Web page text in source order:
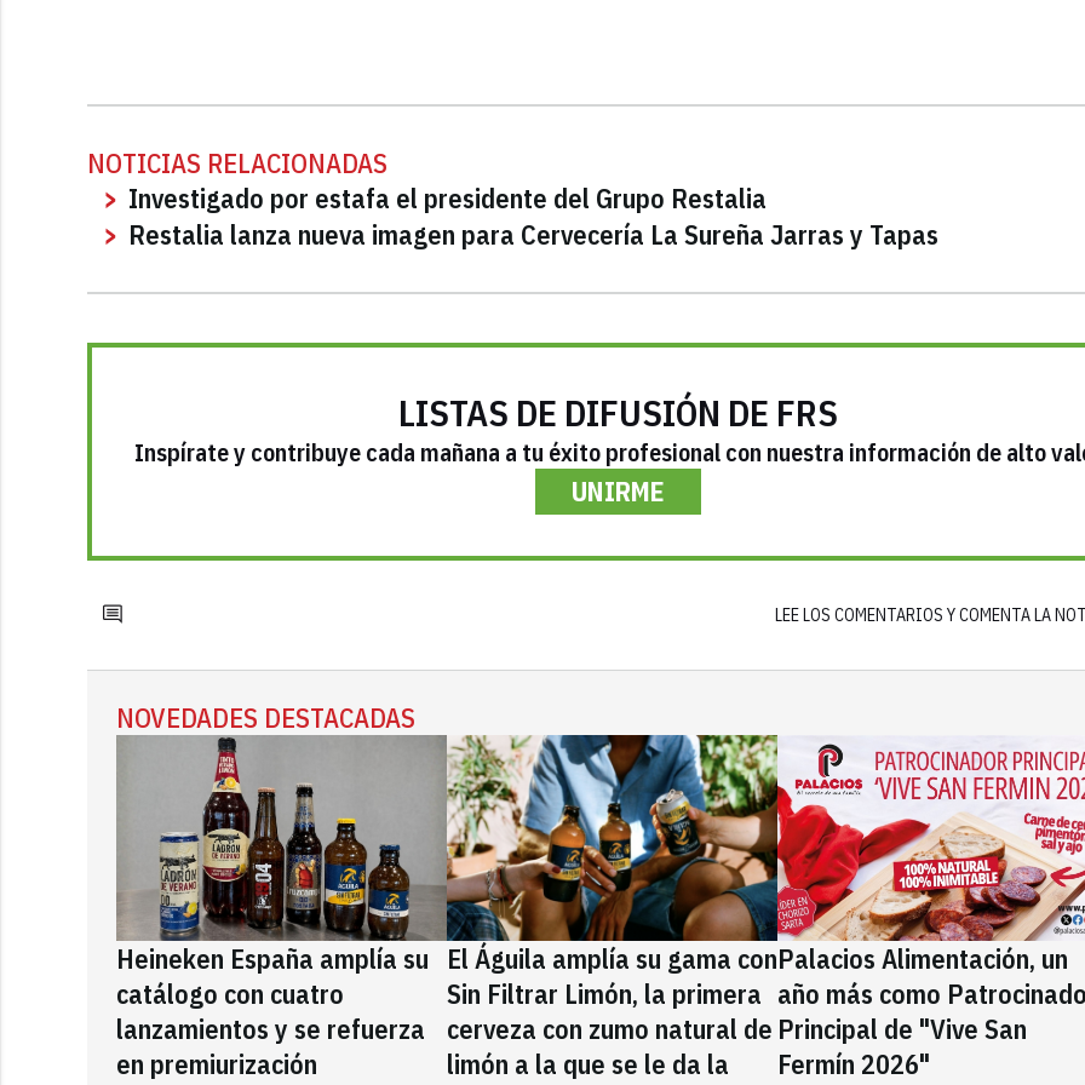
NOTICIAS RELACIONADAS
Investigado por estafa el presidente del Grupo Restalia
Restalia lanza nueva imagen para Cervecería La Sureña Jarras y Tapas
LISTAS DE DIFUSIÓN DE FRS
Inspírate y contribuye cada mañana a tu éxito profesional con nuestra información de alto
UNIRME
LEE LOS COMENTARIOS Y COMENTA LA
NOVEDADES DESTACADAS
Heineken España amplía su
catálogo con cuatro
lanzamientos y se refuerza
en premiurización
El Águila amplía su gama con
Sin Filtrar Limón, la primera
cerveza con zumo natural de
limón a la que se le da la
Palacios Alimentación, un
año más como
Principal de "Vive San
Fermín 2026"